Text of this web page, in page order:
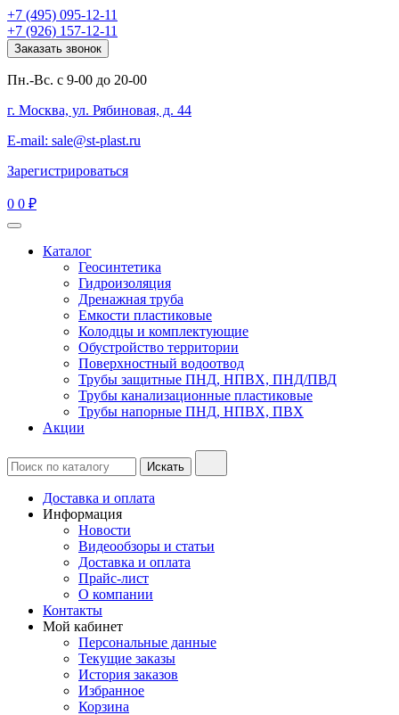
+7 (495) 095-12-11
+7 (926) 157-12-11
Заказать звонок
Пн.-Вс. с 9-00 до 20-00
г. Москва, ул. Рябиновая, д. 44
E-mail: sale@st-plast.ru
Зарегистрироваться
0 0 ₽
Каталог
Геосинтетика
Гидроизоляция
Дренажная труба
Емкости пластиковые
Колодцы и комплектующие
Обустройство территории
Поверхностный водоотвод
Трубы защитные ПНД, НПВХ, ПНД/ПВД
Трубы канализационные пластиковые
Трубы напорные ПНД, НПВХ, ПВХ
Акции
Доставка и оплата
Информация
Новости
Видеообзоры и статьи
Доставка и оплата
Прайс-лист
О компании
Контакты
Мой кабинет
Персональные данные
Текущие заказы
История заказов
Избранное
Корзина